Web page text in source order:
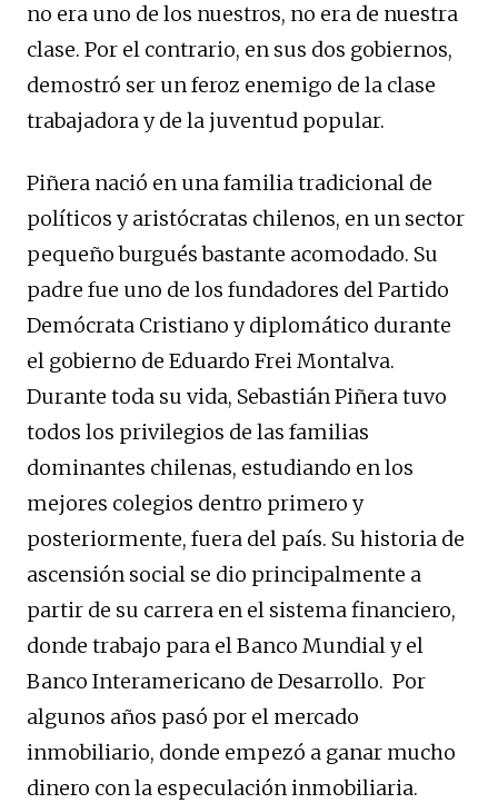
no era uno de los nuestros, no era de nuestra
clase. Por el contrario, en sus dos gobiernos,
demostró ser un feroz enemigo de la clase
trabajadora y de la juventud popular.
Piñera nació en una familia tradicional de
políticos y aristócratas chilenos, en un sector
pequeño burgués bastante acomodado. Su
padre fue uno de los fundadores del Partido
Demócrata Cristiano y diplomático durante
el gobierno de Eduardo Frei Montalva.
Durante toda su vida, Sebastián Piñera tuvo
todos los privilegios de las familias
dominantes chilenas, estudiando en los
mejores colegios dentro primero y
posteriormente, fuera del país. Su historia de
ascensión social se dio principalmente a
partir de su carrera en el sistema financiero,
donde trabajo para el Banco Mundial y el
Banco Interamericano de Desarrollo. Por
algunos años pasó por el mercado
inmobiliario, donde empezó a ganar mucho
dinero con la especulación inmobiliaria.